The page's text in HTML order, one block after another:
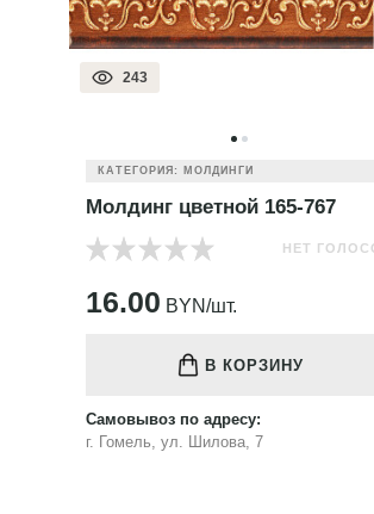
243
КАТЕГОРИЯ: МОЛДИНГИ
Молдинг цветной 165-767
НЕТ
16.00 BYN/шт.
В КОРЗИНУ
Самовывоз по адресу:
г. Гомель, ул. Шилова, 7